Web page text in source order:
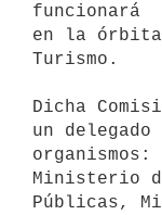
funcionará
en la
Turismo.
Dicha
un
Ministerio
Públicas,